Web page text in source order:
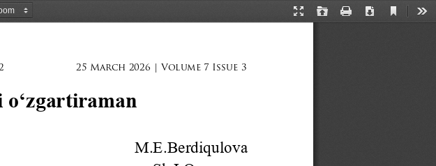
Presentation
Open Print Download
Current
oʻzgartiraman
M.E.Berdiqulova
25 March 2026 | Volume 7 Issue 3